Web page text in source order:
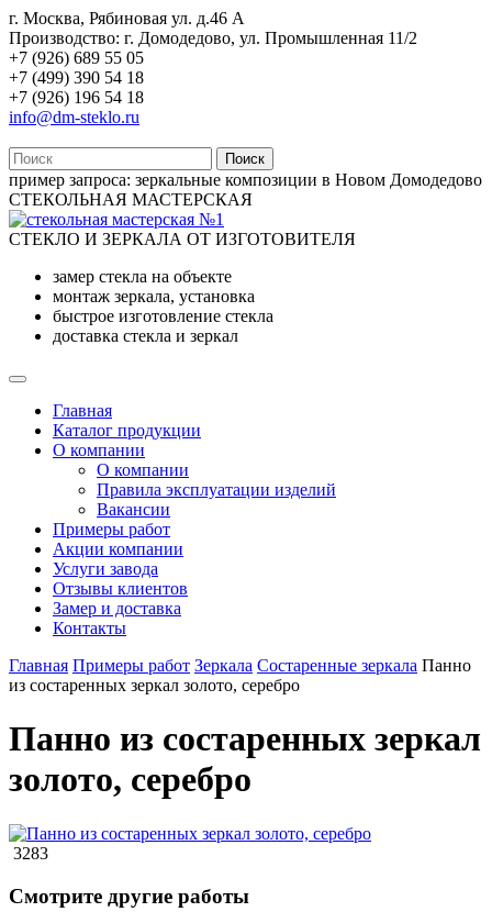
г. Москва, Рябиновая ул. д.46 А
Производство: г. Домодедово, ул. Промышленная 11/2
+7 (926) 689 55 05
+7 (499) 390 54 18
+7 (926) 196 54 18
info@dm-steklo.ru
Поиск
пример запроса: зеркальные композиции в Новом Домодедово
СТЕКОЛЬНАЯ МАСТЕРСКАЯ
СТЕКЛО И ЗЕРКАЛА ОТ ИЗГОТОВИТЕЛЯ
замер стекла на объекте
монтаж зеркала, установка
быстрое изготовление стекла
доставка стекла и зеркал
Главная
Каталог продукции
О компании
О компании
Правила эксплуатации изделий
Вакансии
Примеры работ
Акции компании
Услуги завода
Отзывы клиентов
Замер и доставка
Контакты
Главная Примеры работ Зеркала Состаренные зеркала Панно
из состаренных зеркал золото, серебро
Панно из состаренных зеркал
золото, серебро
3283
Смотрите другие работы